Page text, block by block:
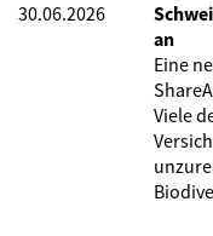
30.06.2026
an
Eine
Viele